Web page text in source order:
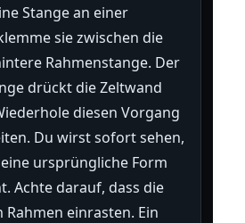
Stange an einer
sie zwischen die
Rahmenstange. Der
drückt die Zeltwand
diesen Vorgang
Du wirst sofort sehen,
ursprüngliche Form
Achte darauf, dass die
Rahmen einrasten. Ein